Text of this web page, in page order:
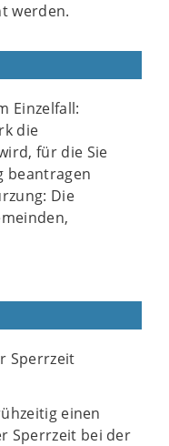
werden.
Einzelfall:
die
für die Sie
beantragen
Die
Sperrzeit
einen
Sperrzeit bei der